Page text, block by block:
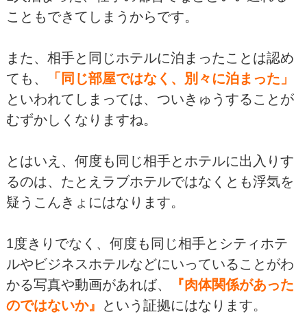
こともできてしまうからです。
また、相手と同じホテルに泊まったことは認め
ても、
「同じ部屋ではなく、別々に泊まった」
といわれてしまっては、ついきゅうすることが
むずかしくなりますね。
とはいえ、何度も同じ相手とホテルに出入りす
るのは、たとえラブホテルではなくとも浮気を
疑うこんきょにはなります。
1度きりでなく、何度も同じ相手とシティホテ
ルやビジネスホテルなどにいっていることがわ
かる写真や動画があれば、
『肉体関係があった
のではないか』
という証拠にはなります。